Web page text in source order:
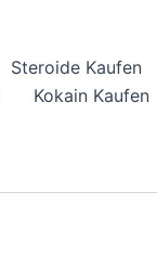
Steroide Kaufen
Kokain Kaufen